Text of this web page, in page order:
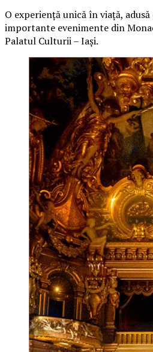
O experiență unică în viață,
importante evenimente din
Palatul Culturii – Iași.